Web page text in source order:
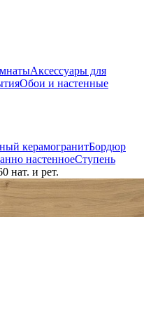
Аксессуары для
Обои и настенные
керамогранитБордюр
настенноеСтупень
нат. и рет.